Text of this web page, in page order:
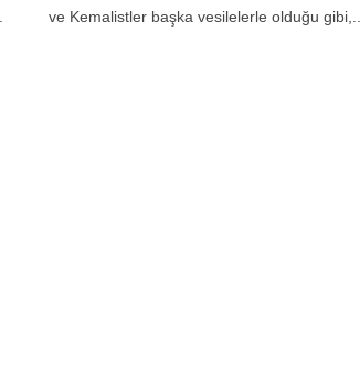
ve Kemalistler başka vesilelerle olduğu gibi,...